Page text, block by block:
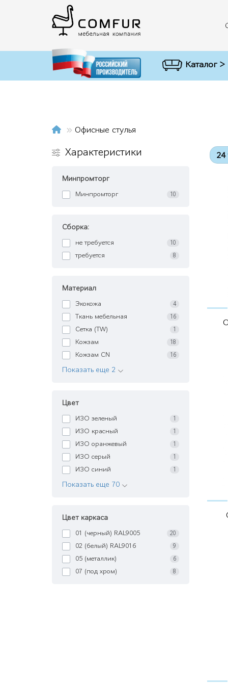
Каталог >
Офисные стулья
Характеристики
Минпромторг
Минпромторг 10
Сборка:
не требуется 10
требуется 8
Материал
Экокожа 4
Ткань мебельная 16
Сетка (TW) 1
Кожзам 18
Кожзам CN 16
Показать еще 2
Цвет
ИЗО зеленый 1
ИЗО красный 1
ИЗО оранжевый 1
ИЗО серый 1
ИЗО синий 1
Показать еще 70
Цвет каркаса
01 (черный) RAL9005 20
02 (белый) RAL9016 9
05 (металлик) 6
07 (под хром) 8